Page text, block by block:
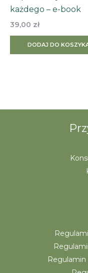
każdego – e-book
39,00 zł
DODAJ DO